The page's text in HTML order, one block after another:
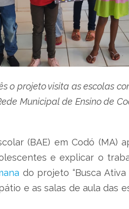
o projeto visita as escolas
Municipal de Ensino de
(BAE) em Codó (MA)
e explicar o
do projeto “Busca
e as salas de aula das